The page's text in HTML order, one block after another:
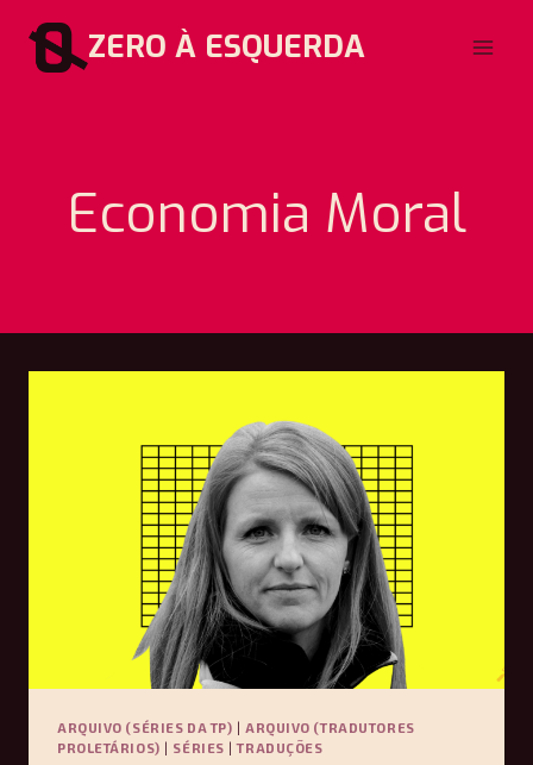
para
ZERO À ESQUERDA
Economia Moral
ARQUIVO (SÉRIES DA TP) |ARQUIVO (TRADUTORES
PROLETÁRIOS) | SÉRIES |TRADUÇÕES